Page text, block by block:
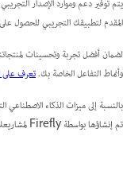
يتم توفير دعم وموارد الإصدار
المقدم لتطبيقك التجريبي للحصول على
وأنماط التفاعل الخاصة بك.تعرف على
تم إنشاؤها بواسطة Firefly لمشاريعك التجارية ما لم يُنص صراحة على خلاف ذلك في المنتج.